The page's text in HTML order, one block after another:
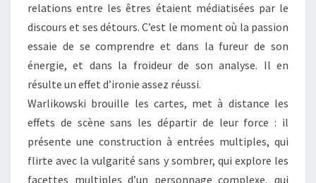
relations entre les êtres étaient médiatisées par le
discours et ses détours. C’est le moment où la passion
essaie de se comprendre et dans la fureur de son
énergie, et dans la froideur de son analyse. Il en
résulte un effet d’ironie assez réussi.
Warlikowski brouille les cartes, met à distance les
effets de scène sans les départir de leur force : il
présente une construction à entrées multiples, qui
flirte avec la vulgarité sans y sombrer, qui explore les
facettes multiples d’un personnage complexe, qui